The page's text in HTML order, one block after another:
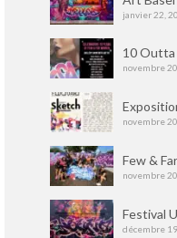
janvier 22,
10 Outta
novembre
novembre
Few &
novembre
Festival
décembre